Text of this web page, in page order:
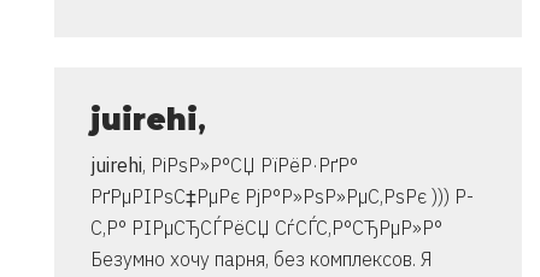
очень
от
Владимир
juirehi,
juirehi, РіРѕР»Р°СЏ РїРёР·РґР°
РґРµРІРѕС‡РµРє РјР°Р»РѕР»РµС‚РѕРє ))) Р­
С‚Р° РІРµСЂСЃРёСЏ СѓСЃС‚Р°СЂРµР»Р°
Безумно хочу парня, без комплексов. Я